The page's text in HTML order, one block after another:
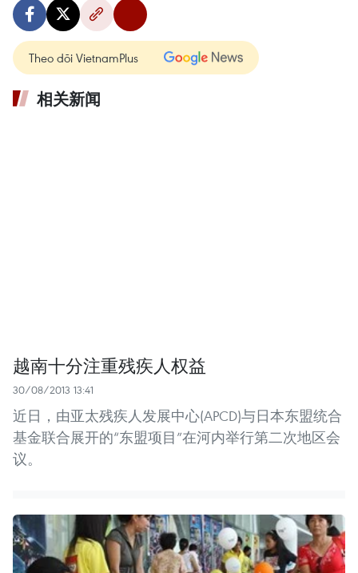
Theo dõi VietnamPlus
相关新闻
越南十分注重残疾人权益
30/08/2013 13:41
近日，由亚太残疾人发展中心(APCD)与日本东盟统合
基金联合展开的“东盟项目”在河内举行第二次地区会
议。